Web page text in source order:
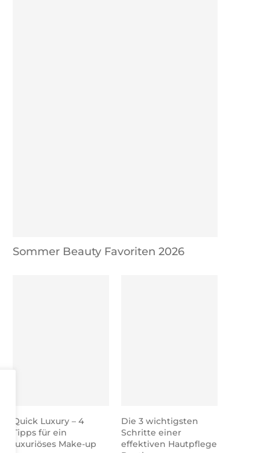
Sommer Beauty Favoriten 2026
Quick Luxury – 4
Tipps für ein
luxuriöses Make-up
Die 3 wichtigsten
Schritte einer
effektiven Hautpflege